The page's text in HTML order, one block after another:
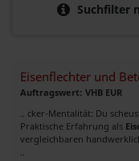
Suchfilter
Eisenflechter und
Auftragswert: VHB EUR
.. cker-Mentalität: Du
Praktische Erfahrung als
vergleichbaren